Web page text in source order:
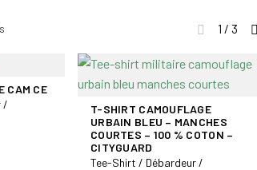
1 / 3
CAM CE
/
T-SHIRT CAMOUFLAGE
URBAIN BLEU – MANCHES
COURTES – 100 % COTON –
CITYGUARD
Tee-Shirt / Débardeur /